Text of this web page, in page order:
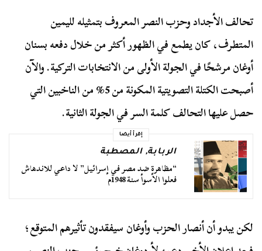
تحالف الأجداد وحزب النصر المعروف بتمثيله لليمين
المتطرف، كان يطمع في الظهور أكثر من خلال دفعه بسنان
أوغان مرشحًا في الجولة الأولى من الانتخابات التركية. والآن
أصبحت الكتلة التصويتية المكونة من 5% من الناخبين التي
حصل عليها التحالف كلمة السر في الجولة الثانية.
إقرأ أيضا
الربابة,المصطبة
“مظاهرة ضد مصر في إسرائيل” لا داعي للاندهاش
فعلوا الأسوأ سنة 1948م
لكن يبدو أن أنصار الحزب وأوغان سيفقدون تأثيرهم المتوقع؛